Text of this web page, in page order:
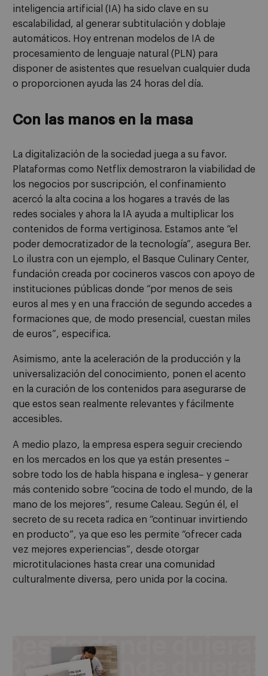
inteligencia artificial (IA) ha sido clave en su
escalabilidad, al generar subtitulación y doblaje
automáticos. Hoy entrenan modelos de IA de
procesamiento de lenguaje natural (PLN) para
disponer de asistentes que resuelvan cualquier duda
o proporcionen ayuda las 24 horas del día.
Con las manos en la masa
La digitalización de la sociedad juega a su favor.
Plataformas como Netflix demostraron la viabilidad de
los negocios por suscripción, el confinamiento
acercó la alta cocina a los hogares a través de las
redes sociales y ahora la IA ayuda a multiplicar los
contenidos de forma vertiginosa. Estamos ante “el
poder democratizador de la tecnología”, asegura Ber.
Lo ilustra con un ejemplo, el Basque Culinary Center,
fundación creada por cocineros vascos con apoyo de
instituciones públicas donde “por menos de seis
euros al mes y en una fracción de segundo accedes a
formaciones que, de modo presencial, cuestan miles
de euros”, especifica.
Asimismo, ante la aceleración de la producción y la
universalización del conocimiento, ponen el acento
en la curación de los contenidos para asegurarse de
que estos sean realmente relevantes y fácilmente
accesibles.
A medio plazo, la empresa espera seguir creciendo
en los mercados en los que ya están presentes –
sobre todo los de habla hispana e inglesa– y generar
más contenido sobre “cocina de todo el mundo, de la
mano de los mejores”, resume Caleau. Según él, el
secreto de su receta radica en “continuar invirtiendo
en producto”, ya que eso les permite “ofrecer cada
vez mejores experiencias”, desde otorgar
microtitulaciones hasta crear una comunidad
culturalmente diversa, pero unida por la cocina.